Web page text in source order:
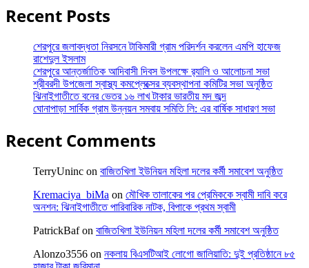
Recent Posts
শেরপুরে জলাবদ্ধতা নিরসনে টাকিমারী গ্রাম পরিদর্শন করলেন এমপি হাফেজ
রাশেদুল ইসলাম
শেরপুরে আন্তর্জাতিক আদিবাসী দিবস উপলক্ষে র‌্যালি ও আলোচনা সভা
শ্রীবরদী উপজেলা স্বাস্থ্য কমপ্লেক্সের ব্যবস্থাপনা কমিটির সভা অনুষ্ঠিত
ঝিনাইগাতীতে বনের ভেতর ১৬ লাখ টাকার ভারতীয় মদ জব্দ
ঘোনাপাড়া সার্বিক গ্রাম উন্নয়ন সমবায় সমিতি লি: এর বার্ষিক সাধারণ সভা
Recent Comments
TerryUninc on বাজিতখিলা ইউনিয়ন মহিলা দলের কর্মী সমাবেশ অনুষ্ঠিত
Kremaciya_biMa on মৌখিক তালাকের পর প্রেমিককে স্বামী দাবি করে
অনশন: ঝিনাইগাতীতে পারিবারিক নাটক, বিপাকে প্রথম স্বামী
PatrickBafon বাজিতখিলা ইউনিয়ন মহিলা দলের কর্মী সমাবেশ অনুষ্ঠিত
Alonzo3556 on নকলায় বিএসটিআই লোগো জালিয়াতি: দুই প্রতিষ্ঠানে ৮৫